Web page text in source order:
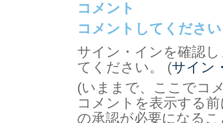
コメント
コメントしてください
サイン・インを確認
てください。 (サイン
(いままで、ここでコ
コメントを表示する
の承認が必要になる